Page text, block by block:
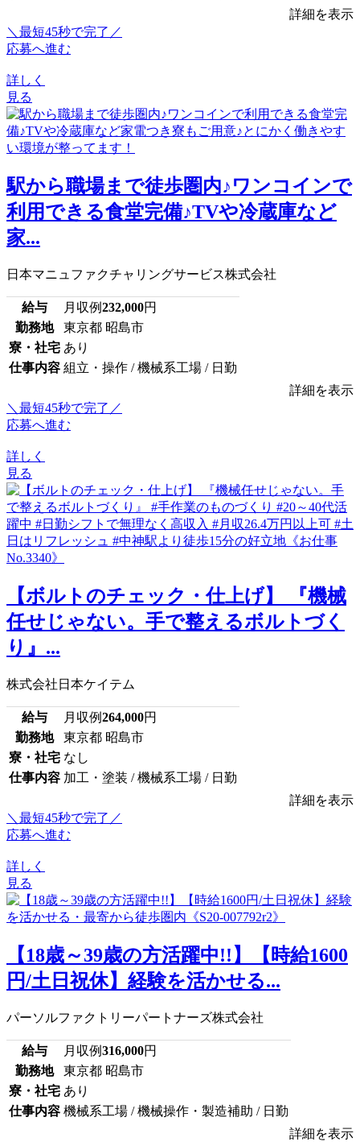
詳細を表示
＼最短45秒で完了／
応募へ進む
詳しく
見る
駅から職場まで徒歩圏内♪ワンコインで
利用できる食堂完備♪TVや冷蔵庫など
家...
日本マニュファクチャリングサービス株式会社
給与 月収例232,000円
勤務地
東京都 昭島市
寮・社宅 あり
仕事内容 組立・操作 / 機械系工場 / 日勤
詳細を表示
＼最短45秒で完了／
応募へ進む
詳しく
見る
【ボルトのチェック・仕上げ】 『機械
任せじゃない。手で整えるボルトづく
り』...
株式会社日本ケイテム
給与 月収例264,000円
勤務地
東京都 昭島市
寮・社宅 なし
仕事内容 加工・塗装 / 機械系工場 / 日勤
詳細を表示
＼最短45秒で完了／
応募へ進む
詳しく
見る
【18歳～39歳の方活躍中!!】【時給1600
円/土日祝休】経験を活かせる...
パーソルファクトリーパートナーズ株式会社
給与 月収例316,000円
勤務地
東京都 昭島市
寮・社宅 あり
仕事内容 機械系工場 / 機械操作・製造補助 / 日勤
詳細を表示